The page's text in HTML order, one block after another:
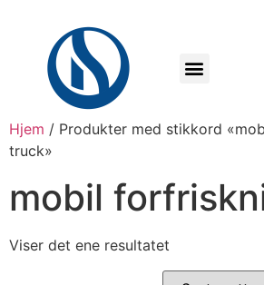
Hjem / Produkter med stikkord
truck»
mobil
Viser det ene resultatet